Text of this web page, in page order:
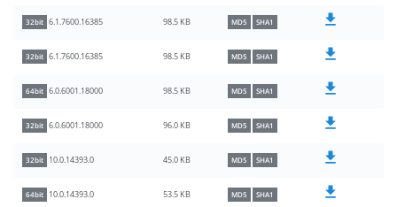
32bit 6.1.7600.16385 98.5 KB MD5 SHA1
32bit 6.1.7600.16385 98.5 KB MD5 SHA1
64bit 6.0.6001.18000 98.5 KB MD5 SHA1
32bit 6.0.6001.18000 96.0 KB MD5 SHA1
32bit 10.0.14393.0 45.0 KB MD5 SHA1
64bit 10.0.14393.0 53.5 KB MD5 SHA1